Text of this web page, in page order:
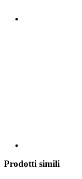
Prodotti simili